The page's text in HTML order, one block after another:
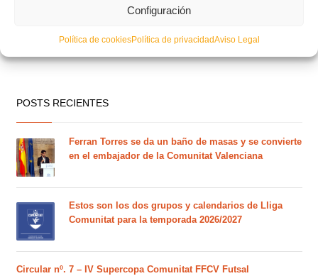
Configuración
Política de cookiesPolítica de privacidadAviso Legal
POSTS RECIENTES
Ferran Torres se da un baño de masas y se convierte
en el embajador de la Comunitat Valenciana
Estos son los dos grupos y calendarios de Lliga
Comunitat para la temporada 2026/2027
Circular nº. 7 – IV Supercopa Comunitat FFCV Futsal